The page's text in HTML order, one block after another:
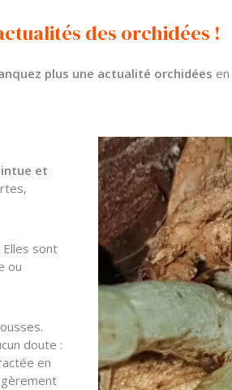
des orchidées !
plus une actualité orchidées
et
Elles sont
ou
doute :
en